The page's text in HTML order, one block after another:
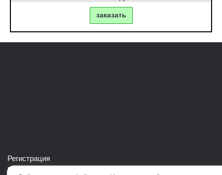
заказать
Регистрация
Войти в свой аккаунт